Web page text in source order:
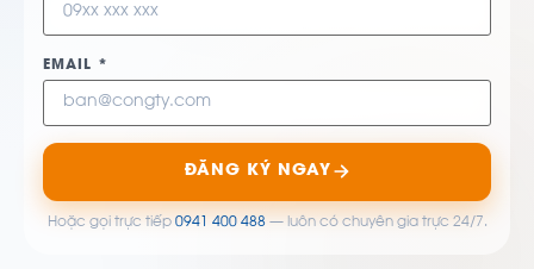
EMAIL *
ĐĂNG KÝ NGAY
Hoặc gọi trực tiếp 0941 400 488— luôn có chuyên gia trực 24/7.